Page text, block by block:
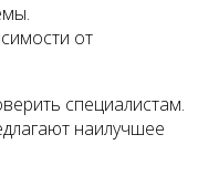
от
специалистам.
наилучшее